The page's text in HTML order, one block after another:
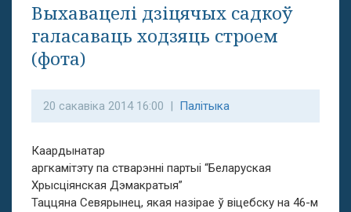
Выхавацелі дзіцячых садкоў
галасаваць ходзяць строем
(фота)
20 сакавіка 2014 16:00 | Палітыка
Каардынатар
аргкамітэту па стварэнні партыі “Беларуская
Хрысціянская Дэмакратыя”
Таццяна Севярынец, якая назірае ў віцебску на 46-м